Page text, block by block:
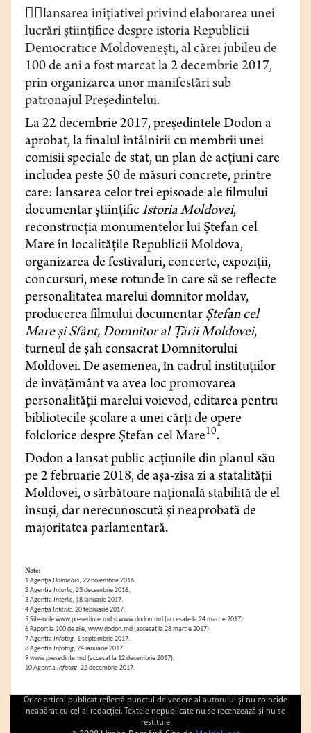
lansarea iniţiativei privind elaborarea unei
lucrări ştiinţifice despre istoria Republicii
Democratice Moldoveneşti, al cărei jubileu de
100 de ani a fost marcat la 2 decembrie 2017,
prin organizarea unor manifestări sub
patronajul Preşedintelui.
La 22 decembrie 2017, preşedintele Dodon a
aprobat, la finalul întâlnirii cu membrii unei
comisii speciale de stat, un plan de acţiuni care
includea peste 50 de măsuri concrete, printre
care: lansarea celor trei episoade ale filmului
documentar ştiinţific Istoria Moldovei,
reconstrucţia monumentelor lui Ştefan cel
Mare în localităţile Republicii Moldova,
organizarea de festivaluri, concerte, expoziţii,
concursuri, mese rotunde în care să se reflecte
personalitatea marelui domnitor moldav,
producerea filmului documentar Ştefan cel
Mare şi Sfânt, Domnitor al Ţării Moldovei,
turneul de şah consacrat Domnitorului
Moldovei. De asemenea, în cadrul instituţiilor
de învăţământ va avea loc promovarea
personalităţii marelui voievod, editarea pentru
bibliotecile şcolare a unei cărţi de opere
folclorice despre Ştefan cel Mare10.
Dodon a lansat public acţiunile din planul său
pe 2 februarie 2018, de aşa-zisa zi a statalităţii
Moldovei, o sărbătoare naţională stabilită de el
însuşi, dar nerecunoscută şi neaprobată de
majoritatea parlamentară.
Note:
1 AgenţiaUnimedia, 29 noiembrie 2016.
2 AgentiaInterlic, 23 decembrie 2016.
3 AgentiaInterlic, 18 ianuarie 2017.
4 AgențiaInterlic, 20 februarie 2017.
5 Site-urilewww.presedinte.mdșiwww.dodon.md(accesate la 24 martie 2017).
6 Raport la 100 de zile, www.dodon.md(accesat la 28 martie 2017).
7 AgentiaInfotag, 1 septembrie 2017.
8 AgentiaInfotag, 24 ianuarie 2017.
9 www.presedinte.md(accesat la 12 decembrie 2017).
10 AgentiaInfotag, 22 decembrie 2017.
Orice articol publicat reflectă punctul de vedere al autorului şi nu coincide
neapărat cu cel al redacţiei. Textele nepublicate nu se recenzează şi nu se
restituie